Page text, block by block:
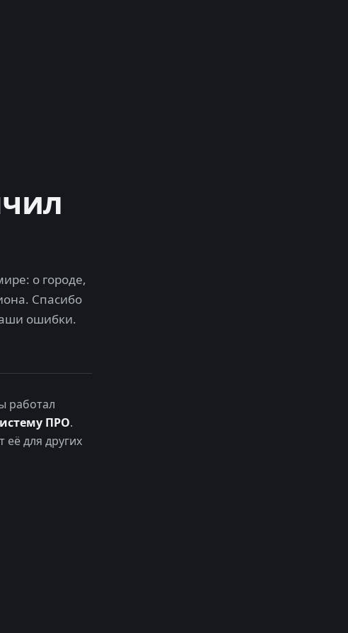
о городе,
Спасибо
ошибки.
работал
ПРО.
для других